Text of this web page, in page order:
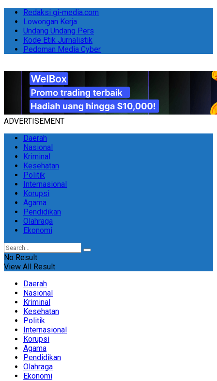
Redaksi gi-media.com
Lowongan Kerja
Undang Undang Pers
Kode Etik Jurnalistik
Pedoman Media Cyber
ADVERTISEMENT
Daerah
Nasional
Kriminal
Kesehatan
Politik
Internasional
Korupsi
Agama
Pendidikan
Olahraga
Ekonomi
No Result
View All Result
Daerah
Nasional
Kriminal
Kesehatan
Politik
Internasional
Korupsi
Agama
Pendidikan
Olahraga
Ekonomi